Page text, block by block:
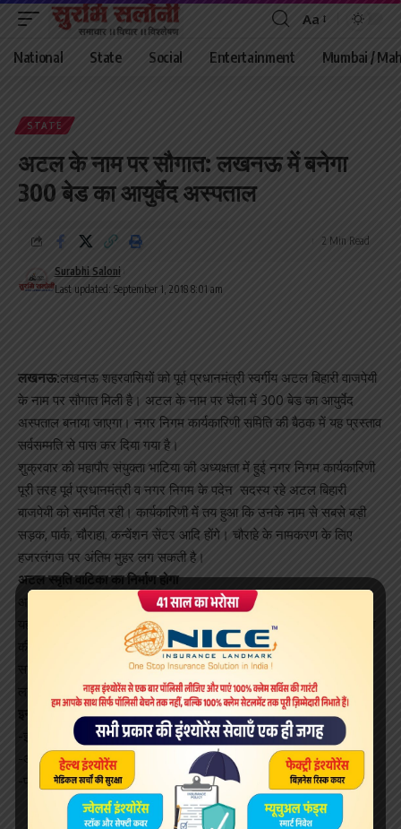
Font
Resizer
Aa
National State Social Entertainment Mumbai /
STATE
अटल के नाम पर सौगात: लखनऊ में बनेगा
300 बेड का आयुर्वेद अस्पताल
Last updated: September 1, 2018 8:01 am
Surabhi Saloni
2 Min Read
लखनऊ:लखनऊ शहरवासियों को पूर्व प्रधानमंत्री स्वर्गीय अटल बिहारी वाजपेयी
के नाम पर सौगात मिली है। अटल के नाम पर घैला में 300 बेड का आयुर्वेद
अस्पताल बनाया जाएगा। नगर निगम कार्यकारिणी समिति की बैठक में यह प्रस्ताव
सर्वसम्मति से पास कर दिया गया है।
शुक्रवार को महापौर संयुक्ता भाटिया की अध्यक्षता में हुई नगर निगम कार्यकारिणी
पूरी तरह पूर्व प्रधानमंत्री व नगर निगम के पदेन सदस्य रहे अटल बिहारी
बाजपेयी को समर्पित रही। कार्यकारिणी में तय हुआ कि उनके नाम से सबसे बड़ी
सड़क, पार्क, चौराहा, कन्वेंशन सेंटर आदि होंगे। चौराहे के नामकरण के लिए
हजरतंगज पर अंतिम मुहर लग सकती है।
अटल स्मृति वाटिका का निर्माण होगा
अटल स्मृति वाटिका बिजनौर, अमौसी या पीजीआई के पास बनाई जा सकती है।
यहां नगर निगम की 5-6 हेक्टेयर जमीन उलब्ध है। इससे बड़ी जमीन की तलाश
की जाएगी। वाटिका में अटल की मूर्ति के साथ उनकी सामाजिक, राजनैतिक एवं
साहित्यक विचारों को प्रदर्शित किया जाएगा। उनकी 51 कविताओं का शिलालेख
लगवाया जाएगा।
इन प्रस्तावों पर भी मुहर
-इस्माइलगंज स्थित नगर निगम डिग्री कालेज का नाम अटल के नाम पर होगा
-अवध अस्पताल से दुबग्गा चौराहे तक सड़क का नाम अटल के नाम पर होगा
-पारा में नगर निगम की दोनों आवासीय योजनाएं अटलजी के नाम होगी